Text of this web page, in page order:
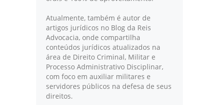
Atualmente, também é autor de
artigos jurídicos no Blog da Reis
Advocacia, onde compartilha
conteúdos jurídicos atualizados na
área de Direito Criminal, Militar e
Processo Administrativo Disciplinar,
com foco em auxiliar militares e
servidores públicos na defesa de seus
direitos.